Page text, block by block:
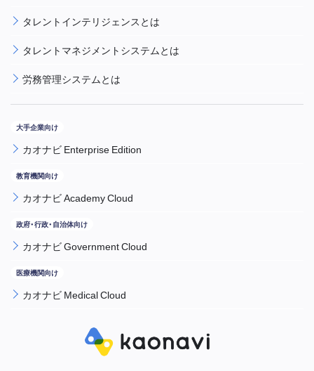
タレントインテリジェンスとは
タレントマネジメントシステムとは
労務管理システムとは
カオナビ Enterprise Edition
カオナビ Academy Cloud
カオナビ Government Cloud
カオナビ Medical Cloud